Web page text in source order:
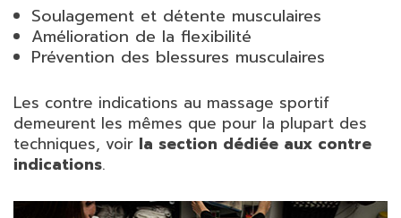
Soulagement et détente musculaires
Amélioration de la flexibilité
Prévention des blessures musculaires
Les contre indications au massage sportif
demeurent les mêmes que pour la plupart des
techniques, voir la section dédiée aux contre
indications.